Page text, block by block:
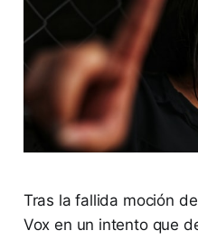
Tras la fallida moción
Vox en un intento que